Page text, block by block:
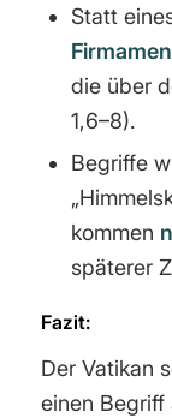
Statt
die über
1,6–8).
Begriffe
kommen
späterer
Fazit:
Der Vatikan
einen Begriff